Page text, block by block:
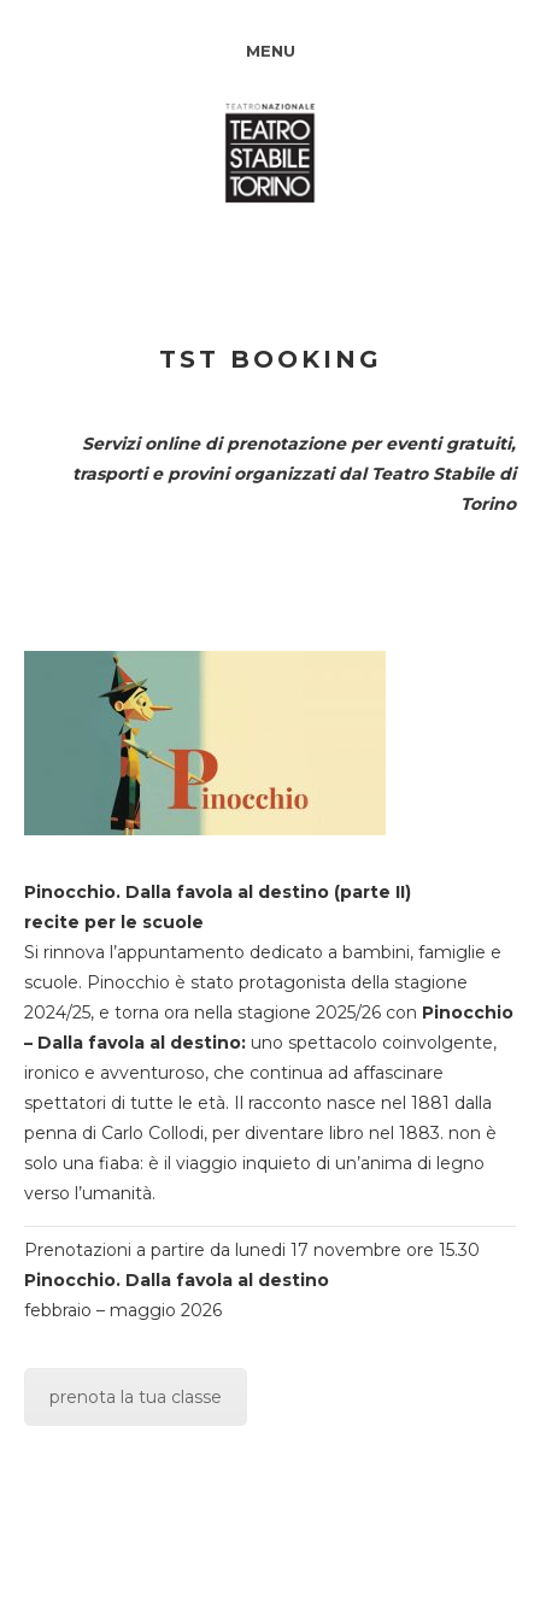
MENU
TST BOOKING
Servizi online di prenotazione per eventi gratuiti,
trasporti e provini organizzati dal Teatro Stabile di
Torino
Pinocchio. Dalla favola al destino (parte II)
recite per le scuole
Si rinnova l’appuntamento dedicato a bambini, famiglie e
scuole. Pinocchio è stato protagonista della stagione
2024/25, e torna ora nella stagione 2025/26 con Pinocchio
– Dalla favola al destino: uno spettacolo coinvolgente,
ironico e avventuroso, che continua ad affascinare
spettatori di tutte le età. Il racconto nasce nel 1881 dalla
penna di Carlo Collodi, per diventare libro nel 1883. non è
solo una fiaba: è il viaggio inquieto di un’anima di legno
verso l’umanità.
Prenotazioni a partire da lunedi 17 novembre ore 15.30
Pinocchio. Dalla favola al destino
febbraio – maggio 2026
prenota la tua classe